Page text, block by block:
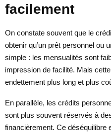
facilement
On constate souvent que le
obtenir qu’un prêt personnel ou
simple : les mensualités sont
impression de facilité. Mais
endettement plus long et plus
En parallèle, les crédits
sont plus souvent réservés à
financièrement. Ce déséquilibre